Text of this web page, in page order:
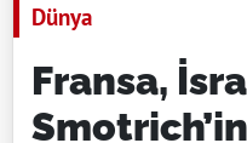
Dünya
Fransa,